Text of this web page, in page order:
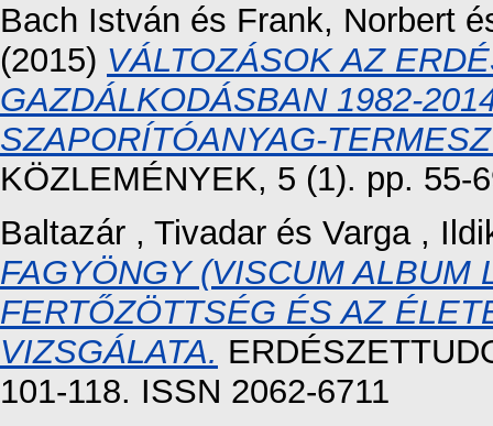
Bach István és Frank, Norbert
(2015) VÁLTOZÁSOK AZ
GAZDÁLKODÁSBAN 1982-
SZAPORÍTÓANYAG-
KÖZLEMÉNYEK, 5 (1). pp. 55-
Baltazár , Tivadar és Varga ,
FAGYÖNGY (VISCUM ALBUM
FERTŐZÖTTSÉG ÉS AZ
VIZSGÁLATA.
101-118. ISSN 2062-6711